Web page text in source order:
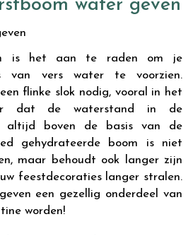
water geven
is het aan te raden om je
van vers water te voorzien.
flinke slok nodig, vooral in het
dat de waterstand in de
altijd boven de basis van de
gehydrateerde boom is niet
maar behoudt ook langer zijn
feestdecoraties langer stralen.
een gezellig onderdeel van
worden!